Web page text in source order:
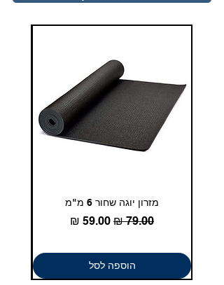
duglasport21@gmail.com
מזרון יוגה שחור 6 מ"מ
מחיר רגילמחיר מבצע
הוספה לסל